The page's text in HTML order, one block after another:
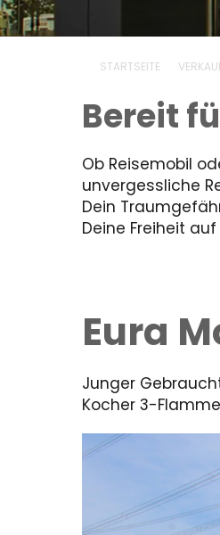
STARTSEITE
Bereit
Ob Reisemobil
unvergessliche
Dein
Deine Freiheit
Eura
Junger
Kocher 3-